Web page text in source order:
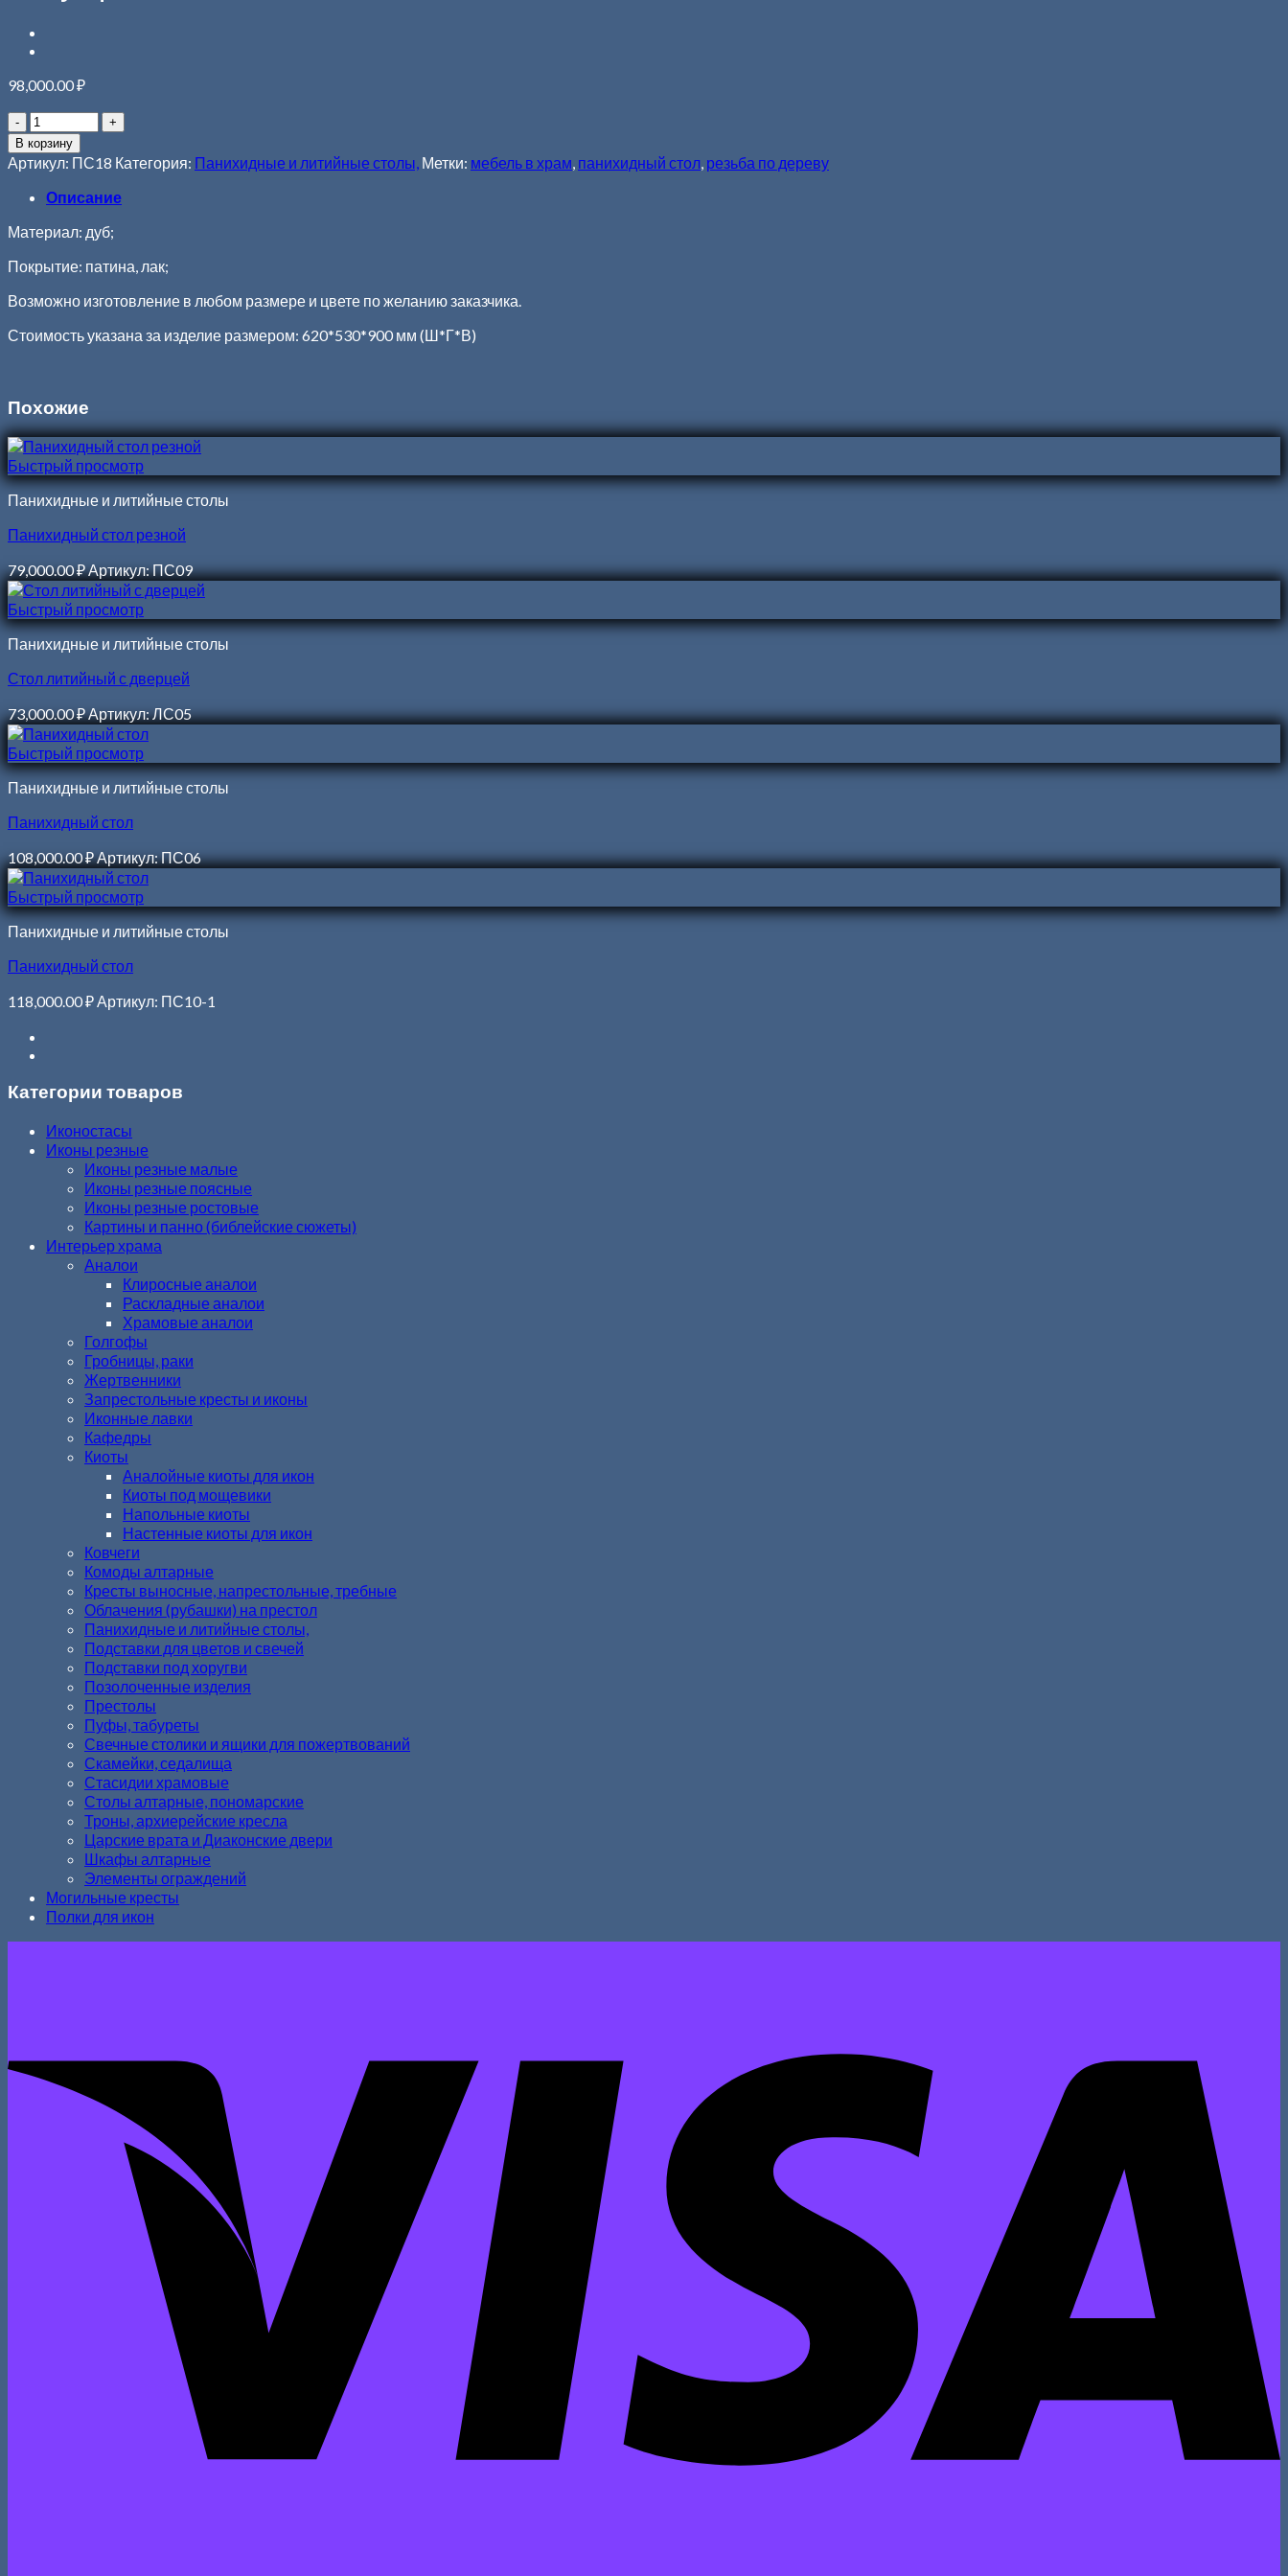
98,000.00₽
В корзину
Артикул: ПС18 Категория: Панихидные и литийные столы, Метки: мебель в храм, панихидный стол, резьба по дереву
Описание
Материал: дуб;
Покрытие: патина, лак;
Возможно изготовление в любом размере и цвете по желанию заказчика.
Стоимость указана за изделие размером: 620*530*900 мм (Ш*Г*В)
Похожие
Быстрый просмотр
Панихидные и литийные столы
Панихидный стол резной
79,000.00₽Артикул: ПС09
Быстрый просмотр
Панихидные и литийные столы
Стол литийный с дверцей
73,000.00₽Артикул: ЛС05
Быстрый просмотр
Панихидные и литийные столы
Панихидный стол
108,000.00₽Артикул: ПС06
Быстрый просмотр
Панихидные и литийные столы
Панихидный стол
118,000.00₽ Артикул: ПС10-1
Категории товаров
Иконостасы
Иконы резные
Иконы резные малые
Иконы резные поясные
Иконы резные ростовые
Картины и панно (библейские сюжеты)
Интерьер храма
Аналои
Клиросные аналои
Раскладные аналои
Храмовые аналои
Голгофы
Гробницы, раки
Жертвенники
Запрестольные кресты и иконы
Иконные лавки
Кафедры
Киоты
Аналойные киоты для икон
Киоты под мощевики
Напольные киоты
Настенные киоты для икон
Ковчеги
Комоды алтарные
Кресты выносные, напрестольные, требные
Облачения (рубашки) на престол
Панихидные и литийные столы,
Подставки для цветов и свечей
Подставки под хоругви
Позолоченные изделия
Престолы
Пуфы, табуреты
Свечные столики и ящики для пожертвований
Скамейки, седалища
Стасидии храмовые
Столы алтарные, пономарские
Троны, архиерейские кресла
Царские врата и Диаконские двери
Шкафы алтарные
Элементы ограждений
Могильные кресты
Полки для икон